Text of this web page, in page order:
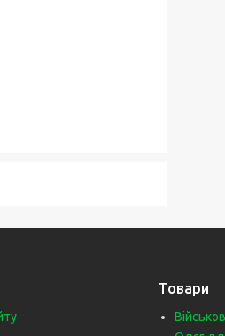
Товари